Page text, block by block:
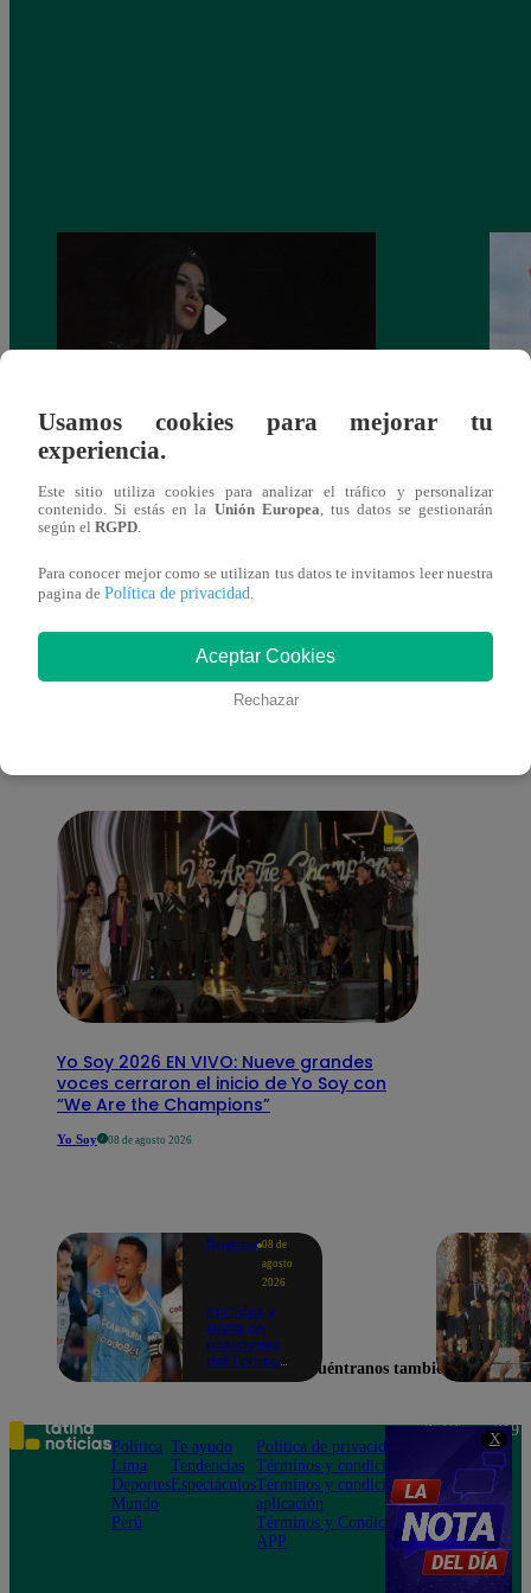
X
¿Yahaira Plasencia y Maritza Rodríguez
más unidas que nunca?
También te puede
Yo Soy 2026 EN VIVO: Nueve grandes
voces cerraron el inicio de Yo Soy con
“We Are the Champions”
Yo Soy 08 de agosto 2026
Deportes 08 de
agosto
2026
Partidos y
tabla de
posiciones
del Torneo
en la fecha 4
Usamos cookies para mejorar tu
experiencia.
Este sitio utiliza cookies para analizar el tráfico y personalizar
contenido. Si estás en la Unión Europea, tus datos se gestionarán
según el RGPD.
Para conocer mejor como se utilizan tus datos te invitamos leer nuestra
pagina de Política de privacidad.
Aceptar Cookies
Rechazar
Encuéntranos también en
Política
Lima
Deportes
Mundo
Perú
Te ayudo
Tendencias
Espectáculos
Política de privacidad
Términos y condiciones
Términos y condiciones
aplicación
Términos y Condiciones
APP
Teléfono: 219
Av. San
Felipe 968
Jesús María